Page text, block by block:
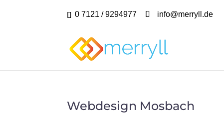
0 7121 / 9294977 info@merryll.de
Webdesign Mosbach